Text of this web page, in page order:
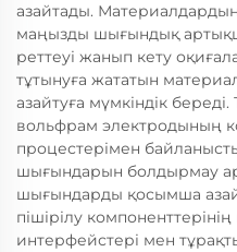
азайтады.
маңызды шығындық
реттеуі жанып кету
тұтынуға жататын
азайтуға мүмкіндік
вольфрам электродының
процестерімен
шығындарын болдырмау
шығындарды қосымша
пішірілу
интерфейстері мен